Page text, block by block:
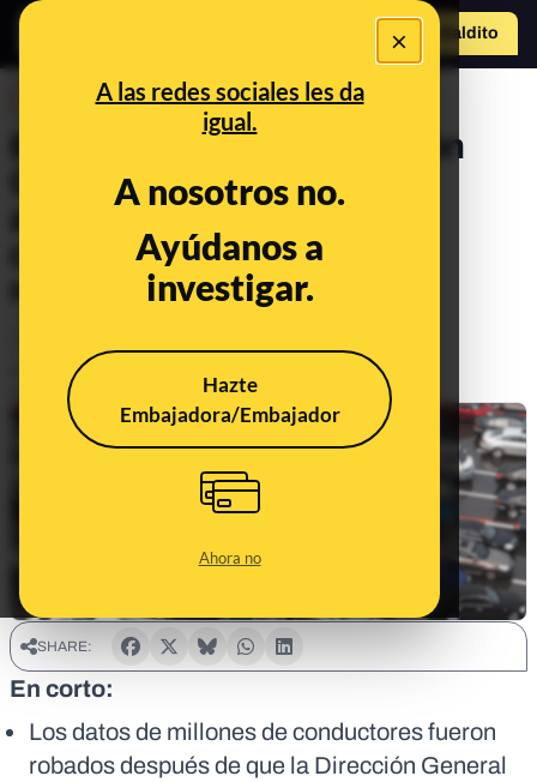
×
A las redes sociales les da
igual.
A nosotros no.
Ayúdanos a
investigar.
Hazte
Embajadora/Embajador
Ahora no
Hazte Maldito
El ciberataque a la Dirección
General de Tráfico que ha
afectado a millones de
conductores: preguntas y
respuestas
Publicado el
Actualizado el
Jun 14, 2024, 4:57:00 PM
SHARE:
En corto:
Los datos de millones de conductores fueron
robados después de que la Dirección General